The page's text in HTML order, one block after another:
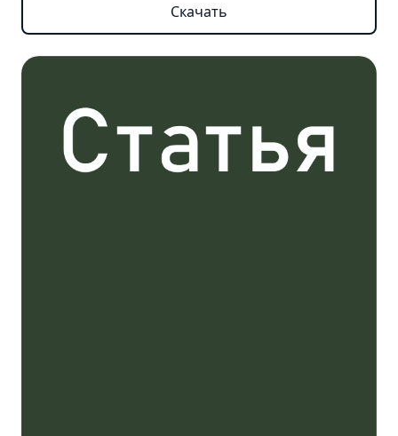
Скачать